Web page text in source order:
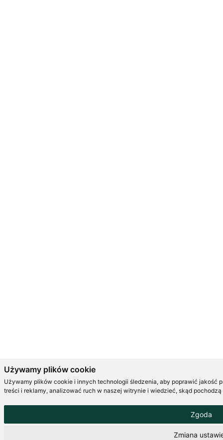
Używamy plików cookie
Używamy plików cookie i innych technologii śledzenia, aby poprawić jakość
treści i reklamy, analizować ruch w naszej witrynie i wiedzieć, skąd
Zgoda
Zmiana